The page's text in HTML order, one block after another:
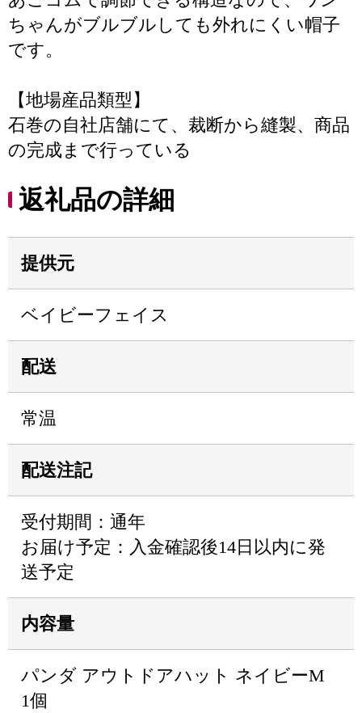
ちゃんがブルブルしても外れにくい帽子
です。
【地場産品類型】
石巻の自社店舗にて、裁断から縫製、商品
の完成まで行っている
返礼品の詳細
提供元
ベイビーフェイス
配送
常温
配送注記
受付期間：通年
お届け予定：入金確認後14日以内に発
送予定
内容量
パンダ アウトドアハット ネイビーM
1個